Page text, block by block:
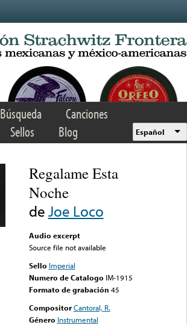
Búsqueda
Canciones
Sellos Blog Español
Regalame Esta
Noche
deJoe Loco
Audio excerpt
Source file not available
Sello Imperial
Numero de Catalogo IM-1915
Formato de grabación 45
Compositor Cantoral, R.
Género Instrumental